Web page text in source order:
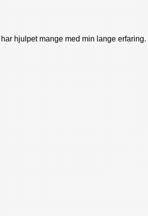
hjulpet mange med min lange